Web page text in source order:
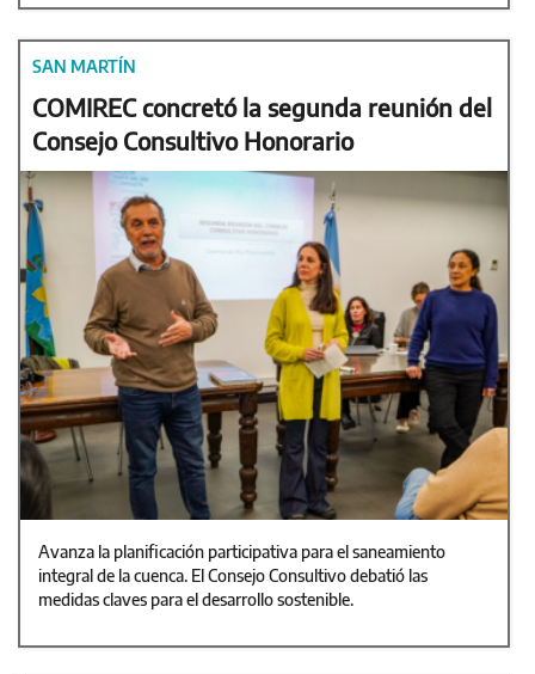
SAN MARTÍN
COMIREC concretó la segunda reunión del
Consejo Consultivo Honorario
Avanza la planificación participativa para el saneamiento
integral de la cuenca. El Consejo Consultivo debatió las
medidas claves para el desarrollo sostenible.